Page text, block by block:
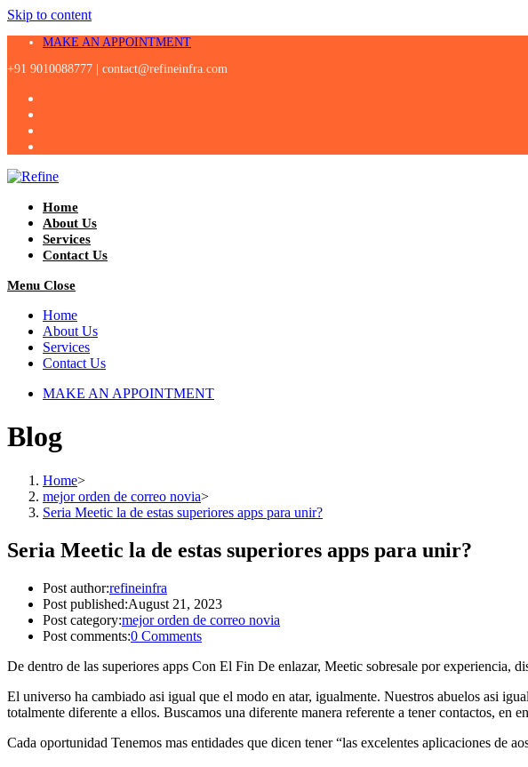
Skip to content
MAKE AN APPOINTMENT
+91 9010088777 | contact@refineinfra.com
Home
About Us
Services
Contact Us
Menu Close
Home
About Us
Services
Contact Us
MAKE AN APPOINTMENT
Blog
Home>
mejor orden de correo novia>
Seri­a Meetic la de estas superiores apps para unir?
Seri­a Meetic la de estas superiores apps para unir?
Post author:refineinfra
Post published:August 21, 2023
Post category:mejor orden de correo novia
Post comments:0 Comments
De dentro de las superiores apps Con El Fin De enlazar, Meetic sobresale por experiencia,
El universo ha cambiado asi igual que el modo en atar, igualmente. Nuestros abuelos asi
totalmente diferente a ellos. Buscamos una diferente manera referente a tener contactos, en
Cada oportunidad Tenemos mas entidades que dicen tener “las excelentes aplicaciones de